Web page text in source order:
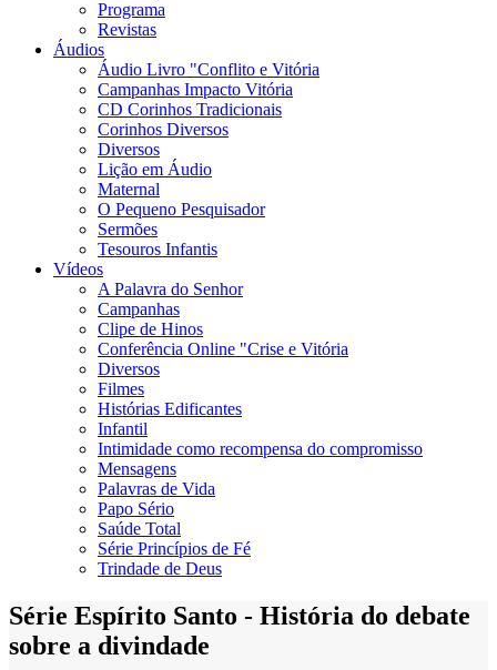
Programa
Revistas
Áudios
Áudio Livro "Conflito e Vitória
Campanhas Impacto Vitória
CD Corinhos Tradicionais
Corinhos Diversos
Diversos
Lição em Áudio
Maternal
O Pequeno Pesquisador
Sermões
Tesouros Infantis
Vídeos
A Palavra do Senhor
Campanhas
Clipe de Hinos
Conferência Online "Crise e Vitória
Diversos
Filmes
Histórias Edificantes
Infantil
Intimidade como recompensa do compromisso
Mensagens
Palavras de Vida
Papo Sério
Saúde Total
Série Princípios de Fé
Trindade de Deus
Série Espírito Santo - História do debate
sobre a divindade